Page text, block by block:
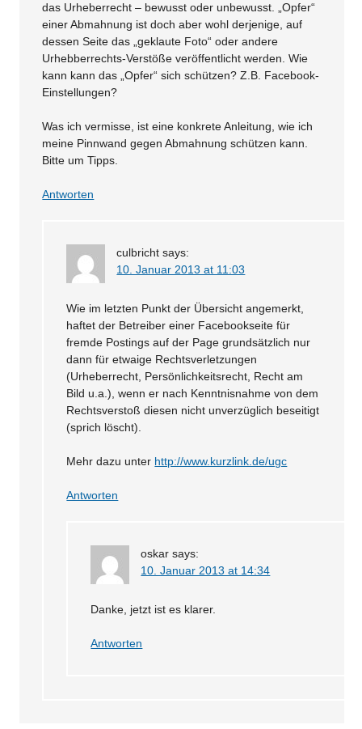
das Urheberrecht – bewusst oder unbewusst. „Opfer“
einer Abmahnung ist doch aber wohl derjenige, auf
dessen Seite das „geklaute Foto“ oder andere
Urhebberrechts-Verstöße veröffentlicht werden. Wie
kann kann das „Opfer“ sich schützen? Z.B. Facebook-
Einstellungen?
Was ich vermisse, ist eine konkrete Anleitung, wie ich
meine Pinnwand gegen Abmahnung schützen kann.
Bitte um Tipps.
Antworten
culbricht says:
10. Januar 2013 at 11:03
Wie im letzten Punkt der Übersicht angemerkt,
haftet der Betreiber einer Facebookseite für
fremde Postings auf der Page grundsätzlich nur
dann für etwaige Rechtsverletzungen
(Urheberrecht, Persönlichkeitsrecht, Recht am
Bild u.a.), wenn er nach Kenntnisnahme von dem
Rechtsverstoß diesen nicht unverzüglich beseitigt
(sprich löscht).
Mehr dazu unter http://www.kurzlink.de/ugc
Antworten
oskar says:
10. Januar 2013 at 14:34
Danke, jetzt ist es klarer.
Antworten